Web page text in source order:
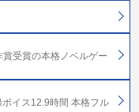
受賞の本格ノベルゲー
イス12.9時間 本格フル